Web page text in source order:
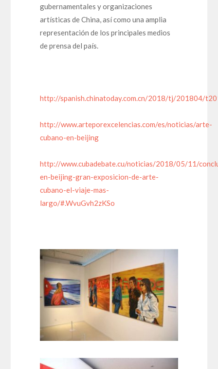
gubernamentales y organizaciones
artísticas de China, así como una amplia
representación de los principales medios
de prensa del país.
http://spanish.chinatoday.com.cn/2018/tj/201804/
http://www.arteporexcelencias.com/es/noticias/arte-
cubano-en-beijing
http://www.cubadebate.cu/noticias/2018/05/11/
en-beijing-gran-exposicion-de-arte-
cubano-el-viaje-mas-
largo/#.WvuGvh2zKSo